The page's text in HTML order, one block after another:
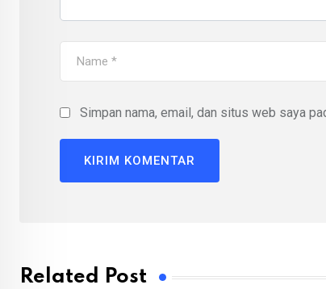
Simpan nama, email, dan situs web saya
Related Post